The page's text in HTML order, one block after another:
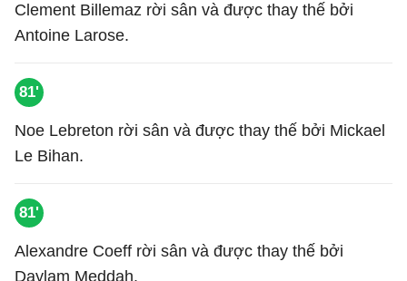
Clement Billemaz rời sân và được thay thế bởi
Antoine Larose.
81'
Noe Lebreton rời sân và được thay thế bởi Mickael
Le Bihan.
81'
Alexandre Coeff rời sân và được thay thế bởi
Daylam Meddah.